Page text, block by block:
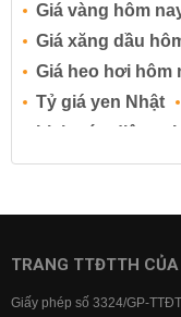
Giá vàng hôm
Giá xăng dầu
Giá heo hơi hôm
Tỷ giá yen Nhật
Lịch cúp điện
Lãi suất tiết kiệm
Lãi suất ngân
TRANG TTĐTTH CỦA
Giấy phép số 3324/GP-